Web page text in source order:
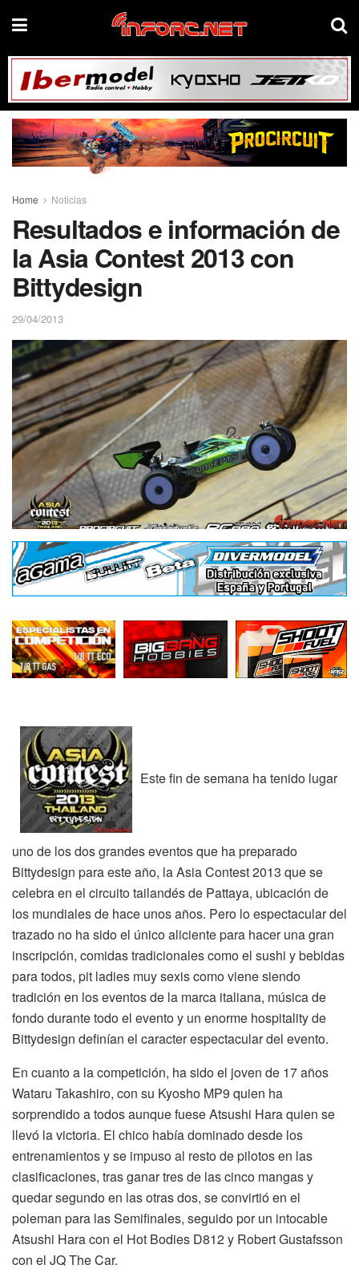
Home Noticias
Resultados e información de
la Asia Contest 2013 con
Bittydesign
29/04/2013
Este fin de semana ha tenido lugar
uno de los dos grandes eventos que ha preparado
Bittydesign para este año, la Asia Contest 2013 que se
celebra en el circuito tailandés de Pattaya, ubicación de
los mundiales de hace unos años. Pero lo espectacular del
trazado no ha sido el único aliciente para hacer una gran
inscripción, comidas tradicionales como el sushi y bebidas
para todos, pit ladies muy sexis como viene siendo
tradición en los eventos de la marca italiana, música de
fondo durante todo el evento y un enorme hospitality de
Bittydesign definían el caracter espectacular del evento.
En cuanto a la competición, ha sido el joven de 17 años
Wataru Takashiro, con su Kyosho MP9 quien ha
sorprendido a todos aunque fuese Atsushi Hara quien se
llevó la victoria. El chico había dominado desde los
entrenamientos y se impuso al resto de pilotos en las
clasificaciones, tras ganar tres de las cinco mangas y
quedar segundo en las otras dos, se convirtió en el
poleman para las Semifinales, seguido por un intocable
Atsushi Hara con el Hot Bodies D812 y Robert Gustafsson
con el JQ The Car.